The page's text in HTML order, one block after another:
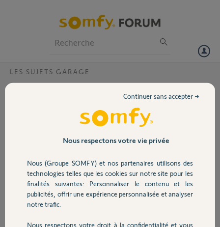
Volet
Sécurité
Domotique
LES SUJETS GARAGE
portail garage serenia io 1000
j ai un probleme avec la fermeture apres avoir programmer la
fermeture et l ouverture normalement
au bout de la 3 eme fois la porte ne se ferme pas j ai reinitialise et le
cordialement et bonne journee
Merci,
eddy T.
Nous respectons votre vie privée
Nous (Groupe SOMFY) et nos partenaires utilisons des
technologies telles que les cookies sur notre site pour les
finalités suivantes: Personnaliser le contenu et les
publicités, offrir une expérience personnalisée et analyser
notre trafic.
Nous respectons votre droit à la confidentialité et vous
Continuer sans accepter →